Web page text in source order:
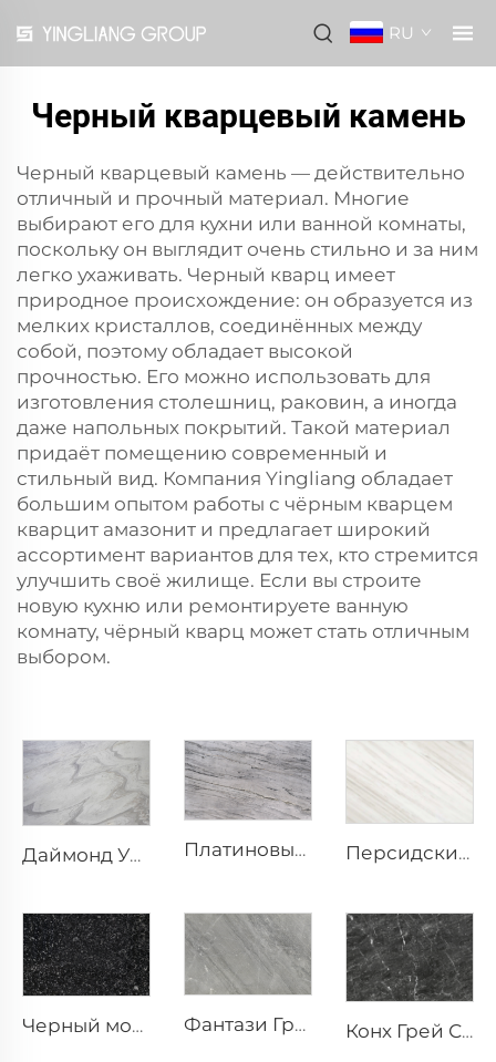
RU
Черный кварцевый камень
Черный кварцевый камень — действительно
отличный и прочный материал. Многие
выбирают его для кухни или ванной комнаты,
поскольку он выглядит очень стильно и за ним
легко ухаживать. Черный кварц имеет
природное происхождение: он образуется из
мелких кристаллов, соединённых между
собой, поэтому обладает высокой
прочностью. Его можно использовать для
изготовления столешниц, раковин, а иногда
даже напольных покрытий. Такой материал
придаёт помещению современный и
стильный вид. Компания Yingliang обладает
большим опытом работы с чёрным кварцем
кварцит амазонит и предлагает широкий
ассортимент вариантов для тех, кто стремится
улучшить своё жилище. Если вы строите
новую кухню или ремонтируете ванную
комнату, чёрный кварц может стать отличным
выбором.
Даймонд Уайт Белый природный камень мрамор с волнистыми серыми прожилками Платиновый серо-белый натуральный каменный мрамор с многослойной волнистой серой текстурой Персидский Джейд Белый природный камень мрамор со светло-серыми и желтыми диагональными прожилками
Черный морской цветок натуральный каменный мрамор с белым окаменелым узором ракушки Фантази Грей Серый природный камень мрамор с серыми прожилками и белым узором Конх Грей Серый и черный природный камень мрамор с белыми прожилками и текстурой в виде круглых вкраплений